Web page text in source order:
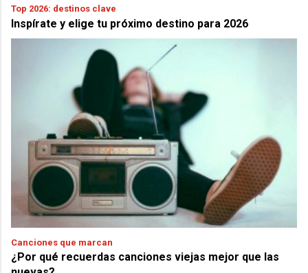
Top 2026: destinos clave
Inspírate y elige tu próximo destino para 2026
Canciones que marcan
¿Por qué recuerdas canciones viejas mejor que las